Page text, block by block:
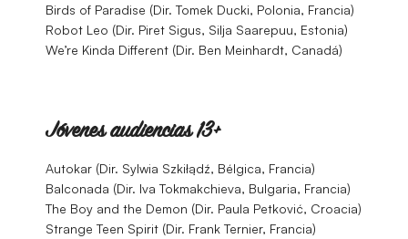
Birds of Paradise (Dir. Tomek Ducki, Polonia, Francia)
Robot Leo (Dir. Piret Sigus, Silja Saarepuu, Estonia)
We’re Kinda Different (Dir. Ben Meinhardt, Canadá)
Jóvenes audiencias 13+
Autokar (Dir. Sylwia Szkiłądź, Bélgica, Francia)
Balconada (Dir. Iva Tokmakchieva, Bulgaria, Francia)
The Boy and the Demon (Dir. Paula Petković, Croacia)
Strange Teen Spirit (Dir. Frank Ternier, Francia)